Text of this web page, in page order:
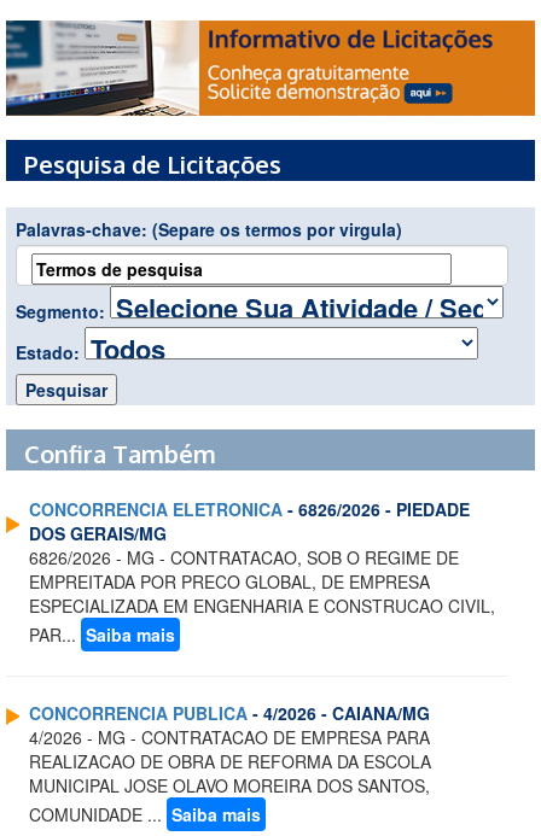
Pesquisa de Licitações
Palavras-chave: (Separe os termos por virgula)
Segmento:
Estado:
Confira Também
CONCORRENCIA ELETRONICA - 6826/2026 - PIEDADE
DOS GERAIS/MG
6826/2026 - MG - CONTRATACAO, SOB O REGIME DE
EMPREITADA POR PRECO GLOBAL, DE EMPRESA
ESPECIALIZADA EM ENGENHARIA E CONSTRUCAO CIVIL,
PAR... Saiba mais
CONCORRENCIA PUBLICA - 4/2026 - CAIANA/MG
4/2026 - MG - CONTRATACAO DE EMPRESA PARA
REALIZACAO DE OBRA DE REFORMA DA ESCOLA
MUNICIPAL JOSE OLAVO MOREIRA DOS SANTOS,
COMUNIDADE ... Saiba mais